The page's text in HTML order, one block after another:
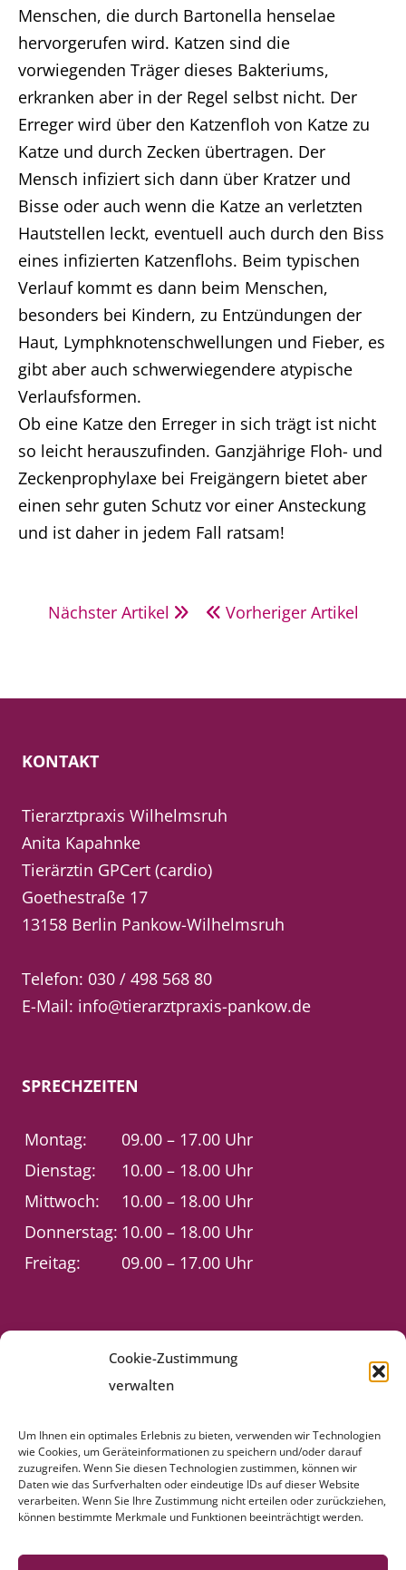
Cookie-Zustimmung
verwalten
Um Ihnen ein optimales Erlebnis zu bieten, verwenden wir Technologien
wie Cookies, um Geräteinformationen zu speichern und/oder darauf
zuzugreifen. Wenn Sie diesen Technologien zustimmen, können wir
Daten wie das Surfverhalten oder eindeutige IDs auf dieser Website
verarbeiten. Wenn Sie Ihre Zustimmung nicht erteilen oder zurückziehen,
können bestimmte Merkmale und Funktionen beeinträchtigt werden.
Menschen, die durch Bartonella henselae
hervorgerufen wird. Katzen sind die
vorwiegenden Träger dieses Bakteriums,
erkranken aber in der Regel selbst nicht. Der
Erreger wird über den Katzenfloh von Katze zu
Katze und durch Zecken übertragen. Der
Mensch infiziert sich dann über Kratzer und
Bisse oder auch wenn die Katze an verletzten
Hautstellen leckt, eventuell auch durch den Biss
eines infizierten Katzenflohs. Beim typischen
Verlauf kommt es dann beim Menschen,
besonders bei Kindern, zu Entzündungen der
Haut, Lymphknotenschwellungen und Fieber, es
gibt aber auch schwerwiegendere atypische
Verlaufsformen.
Ob eine Katze den Erreger in sich trägt ist nicht
so leicht herauszufinden. Ganzjährige Floh- und
Zeckenprophylaxe bei Freigängern bietet aber
einen sehr guten Schutz vor einer Ansteckung
und ist daher in jedem Fall ratsam!
Nächster Artikel Vorheriger Artikel
KONTAKT
Tierarztpraxis Wilhelmsruh
Anita Kapahnke
Tierärztin GPCert (cardio)
Goethestraße 17
13158 Berlin Pankow-Wilhelmsruh
Telefon: 030 / 498 568 80
E-Mail: info@tierarztpraxis-pankow.de
SPRECHZEITEN
Montag:
09.00 – 17.00 Uhr
Dienstag:
10.00 – 18.00 Uhr
Mittwoch:
10.00 – 18.00 Uhr
Donnerstag: 10.00 – 18.00 Uhr
Freitag:
09.00 – 17.00 Uhr
Leistungen
Hunde
Katzen
Heimtiere